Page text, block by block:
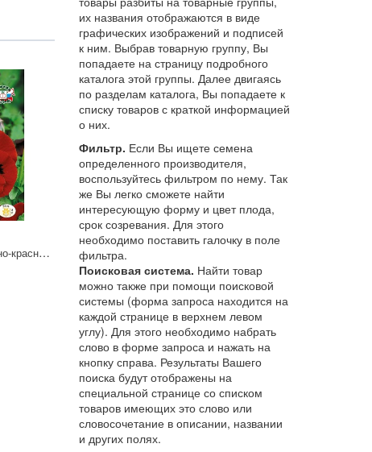
Фиалка Кларет винно-красная с черный пятном 0,05г Седек
их названия отображаются в виде
графических изображений и подписей
к ним. Выбрав товарную группу, Вы
попадаете на страницу подробного
каталога этой группы. Далее двигаясь
по разделам каталога, Вы попадаете к
списку товаров с краткой информацией
о них.
Фильтр. Если Вы ищете семена
определенного производителя,
воспользуйтесь фильтром по нему. Так
же Вы легко сможете найти
интересующую форму и цвет плода,
срок созревания. Для этого
необходимо поставить галочку в поле
фильтра.
Поисковая система. Найти товар
можно также при помощи поисковой
системы (форма запроса находится на
каждой странице в верхнем левом
углу). Для этого необходимо набрать
слово в форме запроса и нажать на
кнопку справа. Результаты Вашего
поиска будут отображены на
специальной странице со списком
товаров имеющих это слово или
словосочетание в описании, названии
и других полях.